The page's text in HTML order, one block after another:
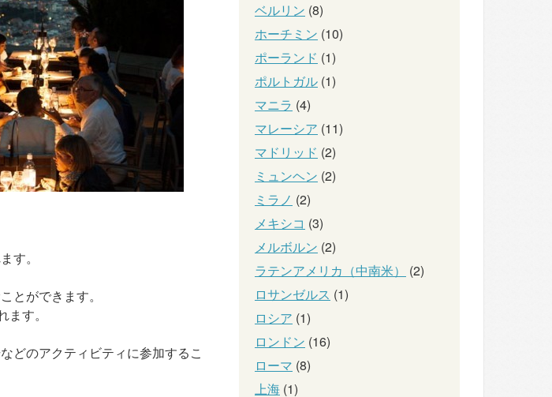
す。
とができます。
す。
どのアクティビティに参加するこ
ベルリン (8)
ホーチミン (10)
ポーランド (1)
ポルトガル (1)
マニラ (4)
マレーシア (11)
マドリッド (2)
ミュンヘン (2)
ミラノ (2)
メキシコ (3)
メルボルン (2)
ラテンアメリカ（中南米）
(2)
ロサンゼルス (1)
ロシア (1)
ロンドン (16)
ローマ (8)
上海 (1)